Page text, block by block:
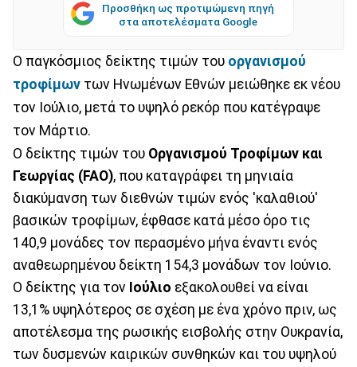
Προσθήκη ως προτιμώμενη πηγή
στα αποτελέσματα Google
Ο παγκόσμιος δείκτης τιμών του οργανισμού
τροφίμων των Ηνωμένων Εθνών μειώθηκε εκ νέου
τον Ιούλιο, μετά το υψηλό ρεκόρ που κατέγραψε
τον Μάρτιο.
Ο δείκτης τιμών του Οργανισμού Τροφίμων και
Γεωργίας (FAO), που καταγράφει τη μηνιαία
διακύμανση των διεθνών τιμών ενός 'καλαθιού'
βασικών τροφίμων, έφθασε κατά μέσο όρο τις
140,9 μονάδες τον περασμένο μήνα έναντι ενός
αναθεωρημένου δείκτη 154,3 μονάδων τον Ιούνιο.
Ο δείκτης για τον Ιούλιο εξακολουθεί να είναι
13,1% υψηλότερος σε σχέση με ένα χρόνο πριν, ως
αποτέλεσμα της ρωσικής εισβολής στην Ουκρανία,
των δυσμενών καιρικών συνθηκών και του υψηλού